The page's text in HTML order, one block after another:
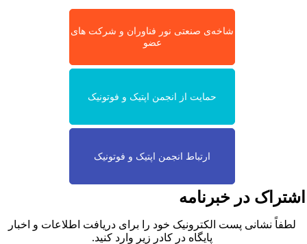
شاخه‌ی صنعتی نور فناوران و شرکت های
عضو
حمایت از انجمن اپتیک و فوتونیک
ارتباط انجمن اپتیک و فوتونیک
در خبرنامه
لطفاً نشانی پست الکترونیک خود را برای دریافت اطلاعات و اخبار
پایگاه در کادر زیر وارد کنید.